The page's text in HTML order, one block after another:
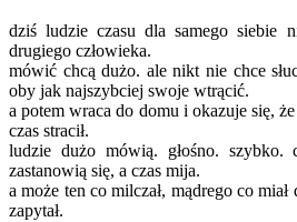
dziś ludzie czasu dla samego siebie
drugiego człowieka.
mówić chcą dużo. ale nikt nie chce
oby jak najszybciej swoje wtrącić.
a potem wraca do domu i okazuje się,
czas stracił.
ludzie dużo mówią. głośno. szybko.
zastanowią się, a czas mija.
a może ten co milczał, mądrego co
zapytał.